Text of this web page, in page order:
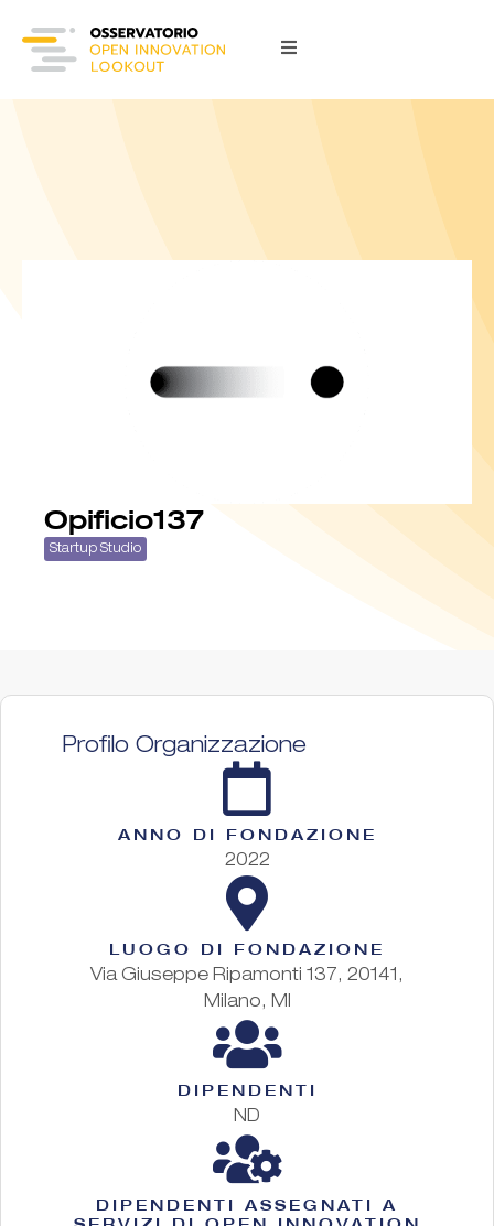
Opificio137
Startup Studio
Profilo Organizzazione
ANNO DI FONDAZIONE
2022
LUOGO DI FONDAZIONE
Via Giuseppe Ripamonti 137, 20141,
Milano, MI
DIPENDENTI
ND
DIPENDENTI ASSEGNATI A